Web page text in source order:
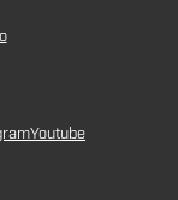
Youtube